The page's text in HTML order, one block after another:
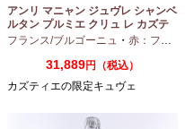
アンリ マニャン ジュヴレ シャンベ
ルタン プルミエ クリュ レ カズテ
ィエ エルバージュ 24 モワ 2023
フランス/ブルゴーニュ ・ 赤：フルボディ
31,889円（税込）
カズティエの限定キュヴェ